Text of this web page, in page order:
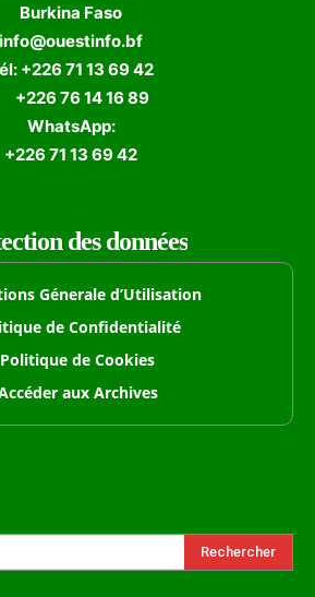
Burkina Faso
info@ouestinfo.bf
+226 71 13 69 42
+226 76 14 16 89
WhatsApp:
+226 71 13 69 42
des données
Génerale d’Utilisation
de Confidentialité
Politique de Cookies
aux Archives
Rechercher